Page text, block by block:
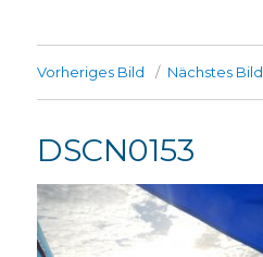
Vorheriges Bild Nächstes Bild
DSCN0153